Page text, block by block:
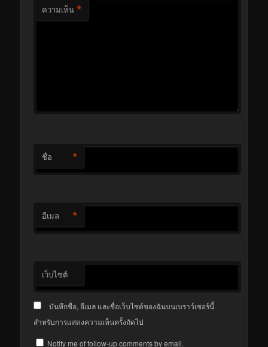
ความเห็น *
ชื่อ *
อีเมล *
เว็บไซต์
บันทึกชื่อ, อีเมล และชื่อเว็บไซต์ของฉันบนเบราว์เซอร์นี้
สำหรับการแสดงความเห็นครั้งถัดไป
Notify me of follow-up comments by email.